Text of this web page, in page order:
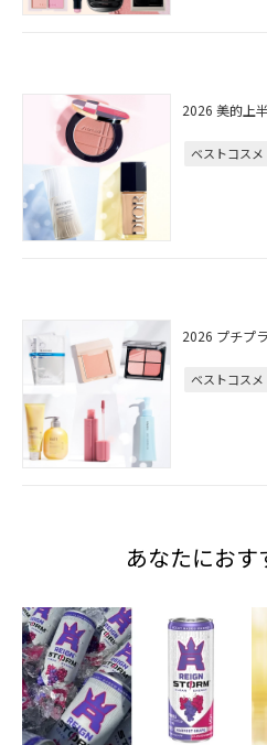
2026 美的上
ベストコスメ
2026 プチプ
ベストコスメ
あなたにお